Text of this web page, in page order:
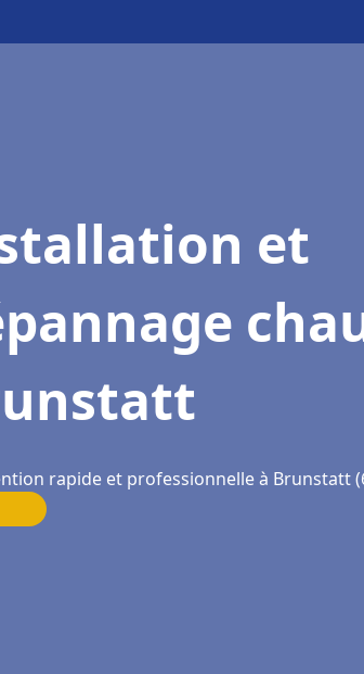
et
rapide et professionnelle à Brunstatt